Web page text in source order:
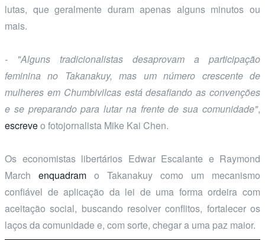
lutas, que geralmente duram apenas alguns minutos ou
mais.
- "Alguns tradicionalistas desaprovam a participação
feminina no Takanakuy, mas um número crescente de
mulheres em Chumbivilcas está desafiando as convenções
e se preparando para lutar na frente de sua comunidade",
escreveo fotojornalista Mike Kai Chen.
Os economistas libertários Edwar Escalante e Raymond
March enquadram o Takanakuy como um mecanismo
confiável de aplicação da lei de uma forma ordeira com
aceitação social, buscando resolver conflitos, fortalecer os
laços da comunidade e, com sorte, chegar a uma paz maior.